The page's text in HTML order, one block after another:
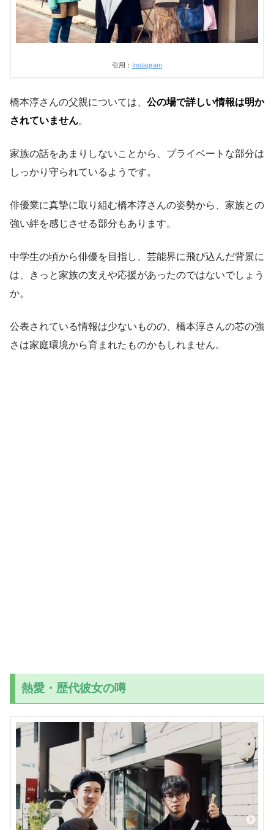
引用： Instagram
橋本淳さんの父親については、 公の場で詳しい情報は明か
されていません。
家族の話をあまりしないことから、プライベートな部分は
しっかり守られているようです。
俳優業に真摯に取り組む橋本淳さんの姿勢から、家族との
強い絆を感じさせる部分もあります。
中学生の頃から俳優を目指し、芸能界に飛び込んだ背景に
は、きっと家族の支えや応援があったのではないでしょう
か。
公表されている情報は少ないものの、橋本淳さんの芯の強
さは家庭環境から育まれたものかもしれません。
熱愛・歴代彼女の噂